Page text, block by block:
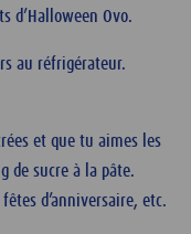
d’Halloween Ovo.
au réfrigérateur.
et que tu aimes les
de sucre à la pâte.
d’anniversaire, etc.